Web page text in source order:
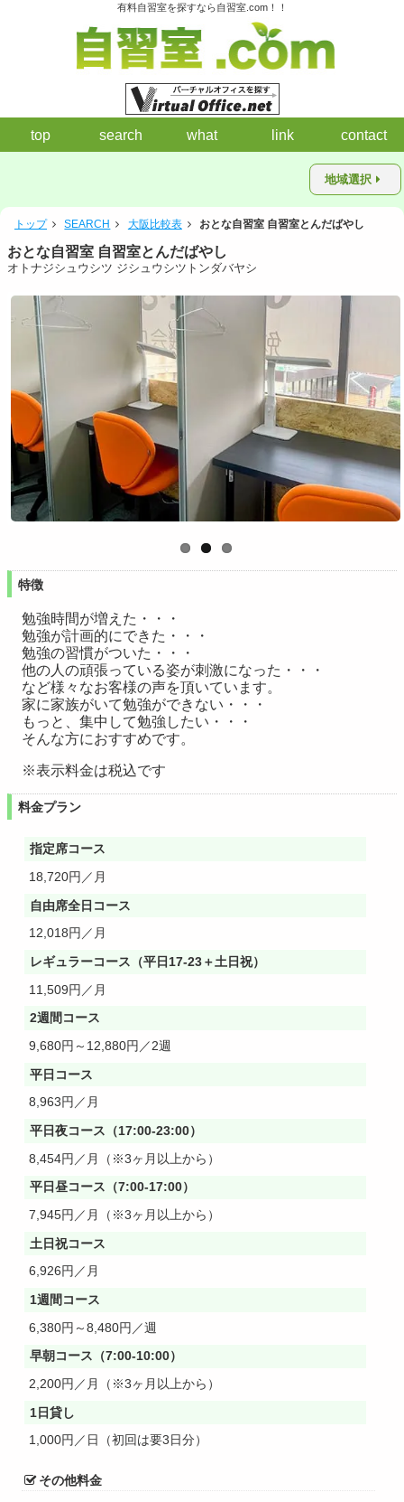
有料自習室を探すなら自習室.com！！
top search what link contact
地域選択
トップ SEARCH 大阪比較表 おとな自習室 自習室とんだばやし
おとな自習室 自習室とんだばやし
オトナジシュウシツ ジシュウシツトンダバヤシ
特徴
勉強時間が増えた・・・
勉強が計画的にできた・・・
勉強の習慣がついた・・・
他の人の頑張っている姿が刺激になった・・・
など様々なお客様の声を頂いています。
家に家族がいて勉強ができない・・・
もっと、集中して勉強したい・・・
そんな方におすすめです。
※表示料金は税込です
料金プラン
指定席コース
18,720円／月
自由席全日コース
12,018円／月
レギュラーコース（平日17-23＋土日祝）
11,509円／月
2週間コース
9,680円～12,880円／2週
平日コース
8,963円／月
平日夜コース（17:00-23:00）
8,454円／月（※3ヶ月以上から）
平日昼コース（7:00-17:00）
7,945円／月（※3ヶ月以上から）
土日祝コース
6,926円／月
1週間コース
6,380円～8,480円／週
早朝コース（7:00-10:00）
2,200円／月（※3ヶ月以上から）
1日貸し
1,000円／日（初回は要3日分）
その他料金